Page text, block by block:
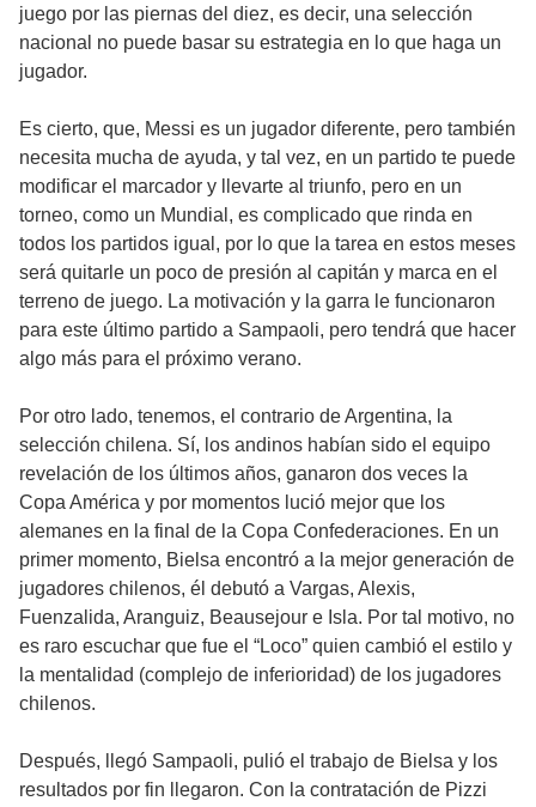
juego por las piernas del diez, es decir, una selección
nacional no puede basar su estrategia en lo que haga un
jugador.
Es cierto, que, Messi es un jugador diferente, pero también
necesita mucha de ayuda, y tal vez, en un partido te puede
modificar el marcador y llevarte al triunfo, pero en un
torneo, como un Mundial, es complicado que rinda en
todos los partidos igual, por lo que la tarea en estos meses
será quitarle un poco de presión al capitán y marca en el
terreno de juego. La motivación y la garra le funcionaron
para este último partido a Sampaoli, pero tendrá que hacer
algo más para el próximo verano.
Por otro lado, tenemos, el contrario de Argentina, la
selección chilena. Sí, los andinos habían sido el equipo
revelación de los últimos años, ganaron dos veces la
Copa América y por momentos lució mejor que los
alemanes en la final de la Copa Confederaciones. En un
primer momento, Bielsa encontró a la mejor generación de
jugadores chilenos, él debutó a Vargas, Alexis,
Fuenzalida, Aranguiz, Beausejour e Isla. Por tal motivo, no
es raro escuchar que fue el “Loco” quien cambió el estilo y
la mentalidad (complejo de inferioridad) de los jugadores
chilenos.
Después, llegó Sampaoli, pulió el trabajo de Bielsa y los
resultados por fin llegaron. Con la contratación de Pizzi